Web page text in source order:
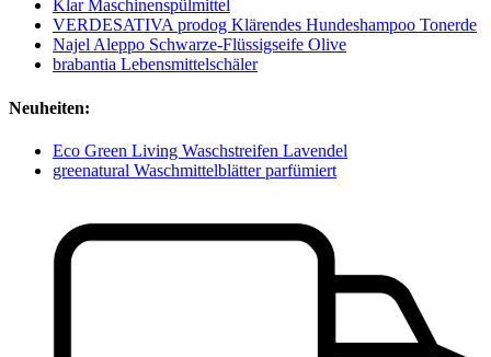
Klar Maschinenspülmittel
VERDESATIVA prodog Klärendes Hundeshampoo Tonerde
Najel Aleppo Schwarze-Flüssigseife Olive
brabantia Lebensmittelschäler
Neuheiten:
Eco Green Living Waschstreifen Lavendel
greenatural Waschmittelblätter parfümiert